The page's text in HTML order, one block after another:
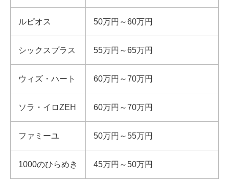
ルピオス 50万円～60万円
シックスプラス 55万円～65万円
ウィズ・ハート 60万円～70万円
ソラ・イロZEH 60万円～70万円
ファミーユ 50万円～55万円
1000のひらめき 45万円～50万円